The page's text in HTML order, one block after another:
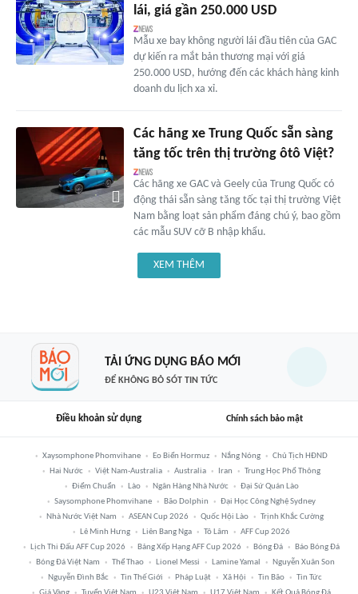
lái, giá gần 250.000 USD
Mẫu xe bay không người lái đầu tiên của GAC
dự kiến ra mắt bản thương mại với giá
250.000 USD, hướng đến các khách hàng kinh
doanh du lịch xa xỉ.
Các hãng xe Trung Quốc sẵn sàng
tăng tốc trên thị trường ôtô Việt?
Các hãng xe GAC và Geely của Trung Quốc có
động thái sẵn sàng tăng tốc tại thị trường Việt
Nam bằng loạt sản phẩm đáng chú ý, bao gồm
các mẫu SUV cỡ B nhập khẩu.
XEM THÊM
TẢI ỨNG DỤNG BÁO MỚI
ĐỂ KHÔNG BỎ SÓT TIN TỨC
Điều khoản sử dụng Chính sách bảo mật
Xaysomphone Phomvihane Eo Biển Hormuz Nắng Nóng
Chủ Tịch HĐND
Hai Nước
Việt Nam-Australia Australia Iran
Trung Học Phổ Thông
Điểm Chuẩn
Lào Ngân Hàng Nhà Nước
Đại Sứ Quán Lào
Saysomphone Phomvihane
Bão Dolphin
Đại Học Công Nghệ Sydney
Nhà Nước Việt Nam
ASEAN Cup 2026 Quốc Hội Lào
Trịnh Khắc Cường
Lê Minh Hưng
Liên Bang Nga Tô Lâm
AFF Cup 2026
Lịch Thi Đấu AFF Cup 2026
Bảng Xếp Hạng AFF Cup 2026 Bóng Đá
Báo Bóng Đá
Bóng Đá Việt Nam
Thể Thao Lionel Messi Lamine Yamal
Nguyễn Xuân Son
Nguyễn Đình Bắc
Tin Thế Giới Pháp Luật Xã Hội Tin Bão
Tin Tức